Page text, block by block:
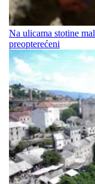
Na ulicama stotine
preopterećeni